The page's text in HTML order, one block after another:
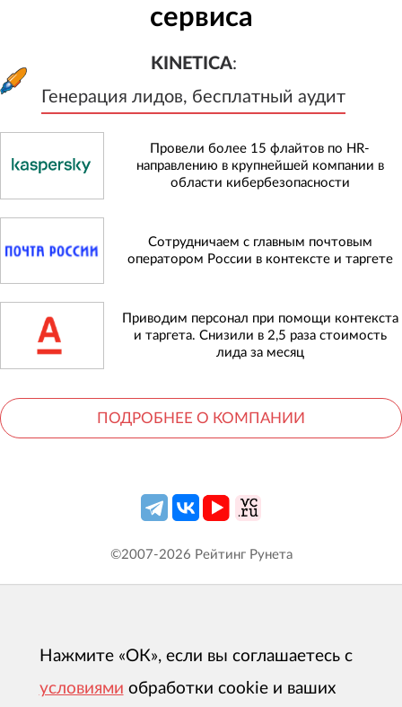
сервиса
KINETICA:
Генерация лидов, бесплатный аудит
Генерация лидов, бесплатный
Провели более 15 флайтов по HR-
направлению в крупнейшей компании в
области кибербезопасности
Сотрудничаем с главным почтовым
оператором России в контексте и таргете
Приводим персонал при помощи контекста
и таргета. Снизили в 2,5 раза стоимость
лида за месяц
ПОДРОБНЕЕ О КОМПАНИИ
©2007-2026 Рейтинг Рунета
Нажмите «ОК», если вы соглашаетесь с
условиями обработки cookie и ваших